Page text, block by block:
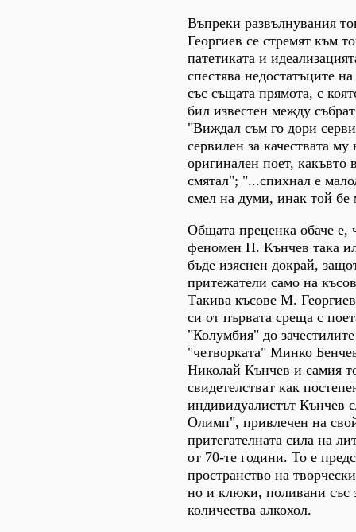
Въпреки развълнувания
Георгиев се стремят към
патетиката и
спестява недостатъците
със същата прямота, с
бил известен между
"Виждал съм го дори
сервилен за качествата му
оригинален поет, какъвто
смятал"; "...спихнал е
смел на думи, инак той
Общата преценка обаче е,
феномен Н. Кънчев така
бъде изяснен докрай,
притежатели само на
Такива късове М.
си от първата среща с
"Колумбия" до
"четворката" Минко
Николай Кънчев и самия
свидетелстват как
индивидуалистът Кънчев
Олимп", привлечен на
притегателната сила на
от 70-те години. То е
пространство на
но и клюки, поливани със
количества алкохол.